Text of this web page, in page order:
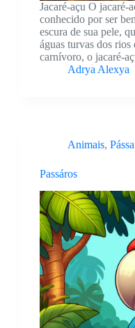
Jacaré-açu O jacaré-
conhecido por ser
escura de sua pele,
águas turvas dos
carnívoro, o jacaré-
Adrya Alexya
Animais,
Passáros